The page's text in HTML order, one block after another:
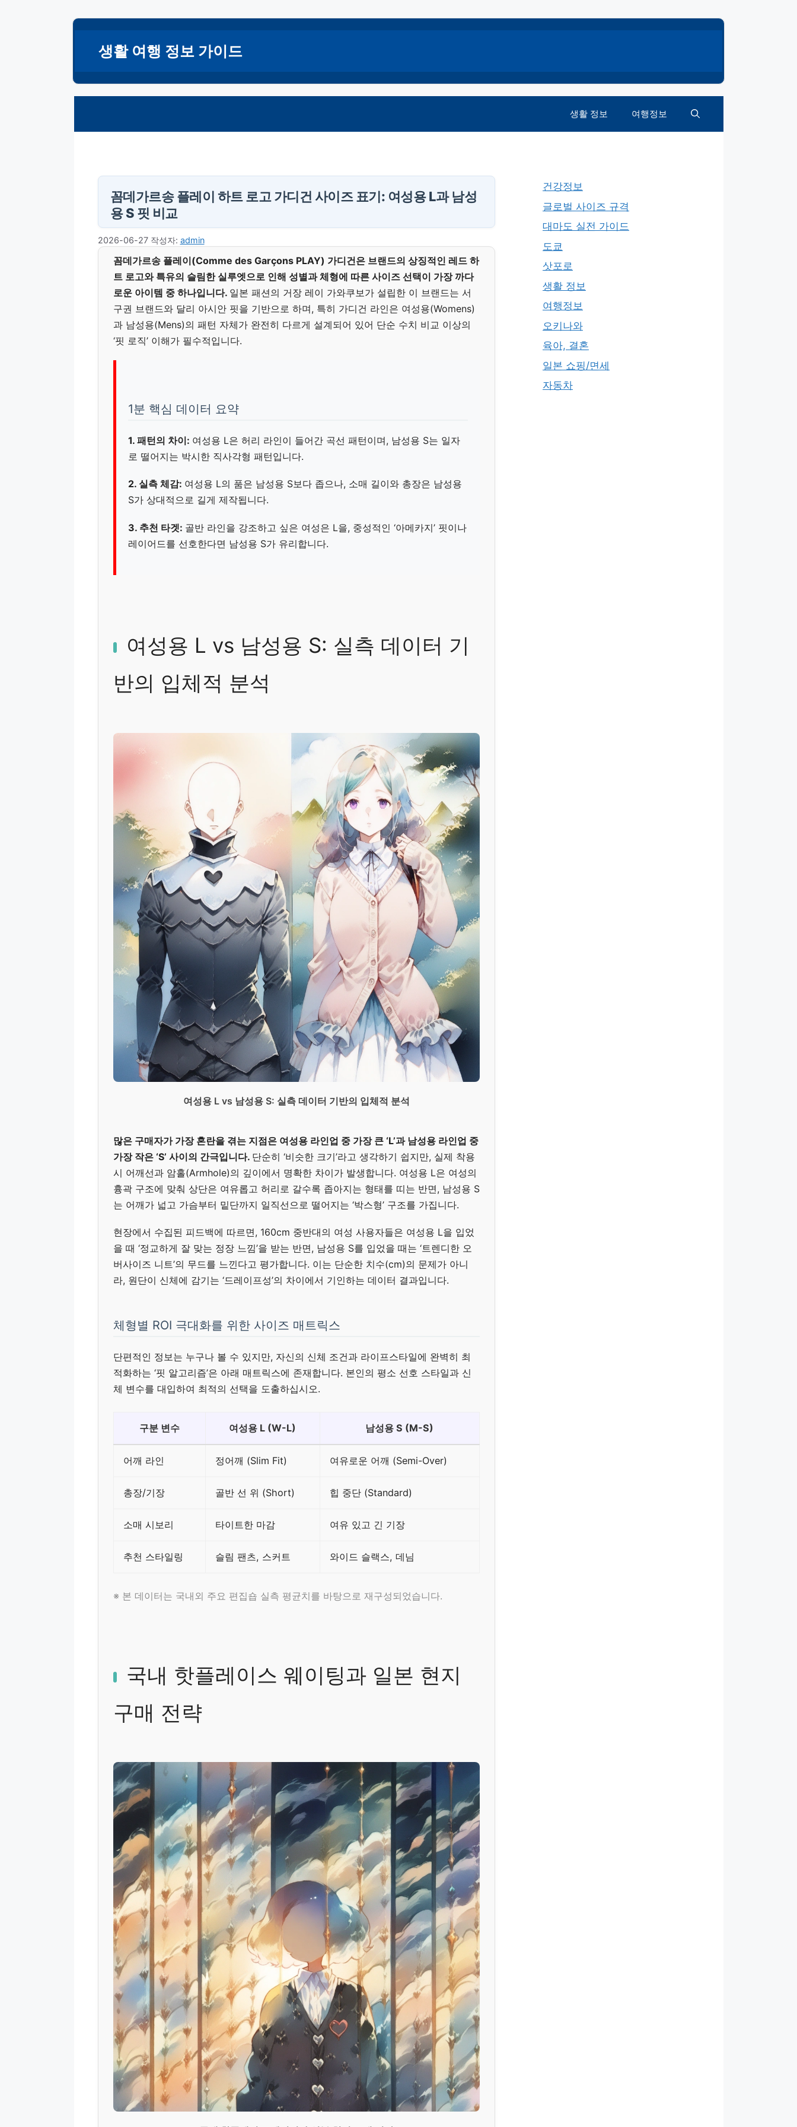
생활 여행 정보 가이드
생활 정보 여행정보
꼼데가르송 플레이 하트 로고 가디건 사이즈 표기: 여성용 L과 남성
용 S 핏 비교
2026-06-27 작성자: admin
꼼데가르송 플레이(Comme des Garçons PLAY) 가디건은 브랜드의 상징적인 레드 하
트 로고와 특유의 슬림한 실루엣으로 인해 성별과 체형에 따른 사이즈 선택이 가장 까다
로운 아이템 중 하나입니다. 일본 패션의 거장 레이 가와쿠보가 설립한 이 브랜드는 서
구권 브랜드와 달리 아시안 핏을 기반으로 하며, 특히 가디건 라인은 여성용(Womens)
과 남성용(Mens)의 패턴 자체가 완전히 다르게 설계되어 있어 단순 수치 비교 이상의
‘핏 로직’ 이해가 필수적입니다.
1분 핵심 데이터 요약
1. 패턴의 차이: 여성용 L은 허리 라인이 들어간 곡선 패턴이며, 남성용 S는 일자
로 떨어지는 박시한 직사각형 패턴입니다.
2. 실측 체감: 여성용 L의 품은 남성용 S보다 좁으나, 소매 길이와 총장은 남성용
S가 상대적으로 길게 제작됩니다.
3. 추천 타겟: 골반 라인을 강조하고 싶은 여성은 L을, 중성적인 ‘아메카지’ 핏이나
레이어드를 선호한다면 남성용 S가 유리합니다.
여성용 L vs 남성용 S: 실측 데이터 기
반의 입체적 분석
여성용 L vs 남성용 S: 실측 데이터 기반의 입체적 분석
많은 구매자가 가장 혼란을 겪는 지점은 여성용 라인업 중 가장 큰 ‘L’과 남성용 라인업 중
가장 작은 ‘S’ 사이의 간극입니다. 단순히 ‘비슷한 크기’라고 생각하기 쉽지만, 실제 착용
시 어깨선과 암홀(Armhole)의 깊이에서 명확한 차이가 발생합니다. 여성용 L은 여성의
흉곽 구조에 맞춰 상단은 여유롭고 허리로 갈수록 좁아지는 형태를 띠는 반면, 남성용 S
는 어깨가 넓고 가슴부터 밑단까지 일직선으로 떨어지는 ‘박스형’ 구조를 가집니다.
현장에서 수집된 피드백에 따르면, 160cm 중반대의 여성 사용자들은 여성용 L을 입었
을 때 ‘정교하게 잘 맞는 정장 느낌’을 받는 반면, 남성용 S를 입었을 때는 ‘트렌디한 오
버사이즈 니트’의 무드를 느낀다고 평가합니다. 이는 단순한 치수(cm)의 문제가 아니
라, 원단이 신체에 감기는 ‘드레이프성’의 차이에서 기인하는 데이터 결과입니다.
체형별 ROI 극대화를 위한 사이즈 매트릭스
단편적인 정보는 누구나 볼 수 있지만, 자신의 신체 조건과 라이프스타일에 완벽히 최
적화하는 ‘핏 알고리즘’은 아래 매트릭스에 존재합니다. 본인의 평소 선호 스타일과 신
체 변수를 대입하여 최적의 선택을 도출하십시오.
구분 변수 여성용 L (W-L) 남성용 S (M-S)
어깨 라인 정어깨 (Slim Fit) 여유로운 어깨 (Semi-Over)
총장/기장 골반 선 위 (Short) 힙 중단 (Standard)
소매 시보리 타이트한 마감 여유 있고 긴 기장
추천 스타일링 슬림 팬츠, 스커트 와이드 슬랙스, 데님
※ 본 데이터는 국내외 주요 편집숍 실측 평균치를 바탕으로 재구성되었습니다.
국내 핫플레이스 웨이팅과 일본 현지
구매 전략
건강정보
글로벌 사이즈 규격
대마도 실전 가이드
도쿄
삿포로
생활 정보
여행정보
오키나와
육아, 결혼
일본 쇼핑/면세
자동차